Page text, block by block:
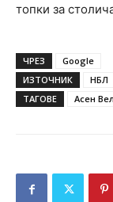
топки за
ЧРЕЗ
Google
ИЗТОЧНИК
НБЛ
ТАГОВЕ
Асен